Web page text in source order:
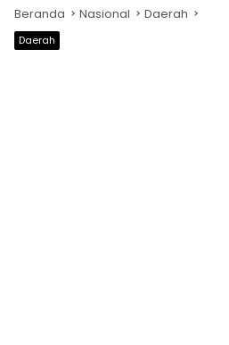
Beranda Nasional Daerah
Daerah